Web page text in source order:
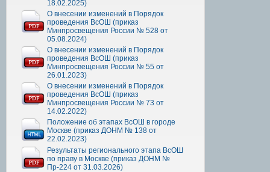
18.02.2025)
О внесении изменений в Порядок
проведения ВсОШ (приказ
Минпросвещения России № 528 от
05.08.2024)
О внесении изменений в Порядок
проведения ВсОШ (приказ
Минпросвещения России № 55 от
26.01.2023)
О внесении изменений в Порядок
проведения ВсОШ (приказ
Минпросвещения России № 73 от
14.02.2022)
Положение об этапах ВсОШ в городе
Москве (приказ ДОНМ № 138 от
22.02.2023)
Результаты регионального этапа ВсОШ
по праву в Москве (приказ ДОНМ №
Пр-224 от 31.03.2026)